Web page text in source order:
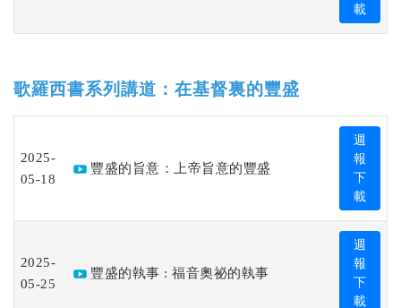
載
歌羅西書系列講道：在基督裏的豐盛
2025-
05-18
豐盛的旨意：上帝旨意的豐盛
週
報
下
載
2025-
05-25
豐盛的執事 : 福音奧祕的執事
週
報
下
載